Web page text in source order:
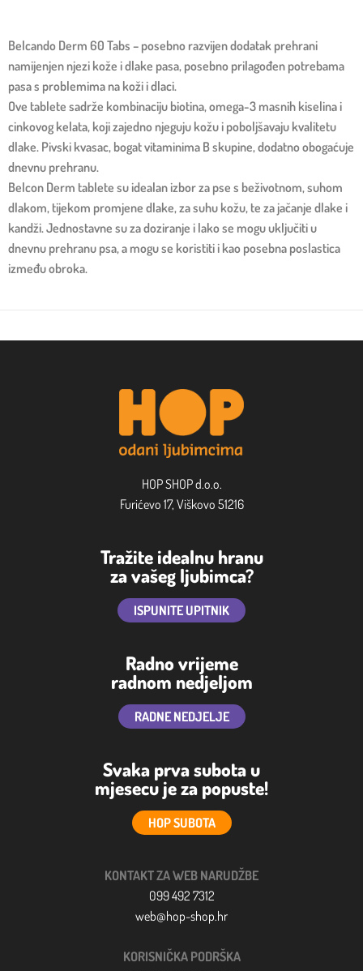
Belcando Derm 60 Tabs – posebno razvijen dodatak prehrani
namijenjen njezi kože i dlake pasa, posebno prilagođen potrebama
pasa s problemima na koži i dlaci.
Ove tablete sadrže kombinaciju biotina, omega-3 masnih kiselina i
cinkovog kelata, koji zajedno njeguju kožu i poboljšavaju kvalitetu
dlake. Pivski kvasac, bogat vitaminima B skupine, dodatno obogaćuje
dnevnu prehranu.
Belcon Derm tablete su idealan izbor za pse s beživotnom, suhom
dlakom, tijekom promjene dlake, za suhu kožu, te za jačanje dlake i
kandži. Jednostavne su za doziranje i lako se mogu uključiti u
dnevnu prehranu psa, a mogu se koristiti i kao posebna poslastica
između obroka.
HOP SHOP d.o.o.
Furićevo 17, Viškovo 51216
Tražite idealnu hranu
za vašeg ljubimca?
ISPUNITE UPITNIK
Radno vrijeme
radnom nedjeljom
RADNE NEDJELJE
Svaka prva subota u
mjesecu je za popuste!
HOP SUBOTA
KONTAKT ZA WEB NARUDŽBE
099 492 7312
web@hop-shop.hr
KORISNIČKA PODRŠKA